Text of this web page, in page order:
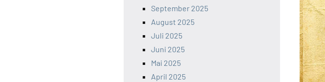
September 2025
August 2025
Juli 2025
Juni 2025
Mai 2025
April 2025